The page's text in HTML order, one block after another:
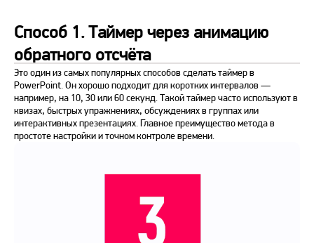
Способ 1. Таймер через анимацию
обратного отсчёта
Это один из самых популярных способов сделать таймер в
PowerPoint. Он хорошо подходит для коротких интервалов —
например, на 10, 30 или 60 секунд. Такой таймер часто используют в
квизах, быстрых упражнениях, обсуждениях в группах или
интерактивных презентациях. Главное преимущество метода в
простоте настройки и точном контроле времени.